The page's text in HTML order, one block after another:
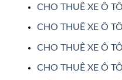
CHO THUÊ XE Ô
CHO THUÊ XE Ô
CHO THUÊ XE Ô
CHO THUÊ XE Ô